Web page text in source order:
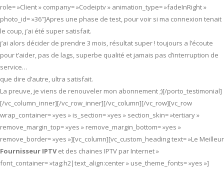
role= »Client » company= »Codeiptv » animation_type= »fadeInRight »
photo_id= »36″]Apres une phase de test, pour voir si ma connexion tenait
le coup, j’ai été super satisfait.
j’ai alors décider de prendre 3 mois, résultat super ! toujours a l’écoute
pour t’aider, pas de lags, superbe qualité et jamais pas d’interruption de
service…
que dire d’autre, ultra satisfait.
La preuve, je viens de renouveler mon abonnement ;)[/porto_testimonial]
[/vc_column_inner][/vc_row_inner][/vc_column][/vc_row][vc_row
wrap_container= »yes » is_section= »yes » section_skin= »tertiary »
remove_margin_top= »yes » remove_margin_bottom= »yes »
remove_border= »yes »][vc_column][vc_custom_heading text= »Le Meilleur
Fournisseur IPTVet des chaines IPTV par Internet »
font_container= »tag:h2|text_align:center » use_theme_fonts= »yes »]